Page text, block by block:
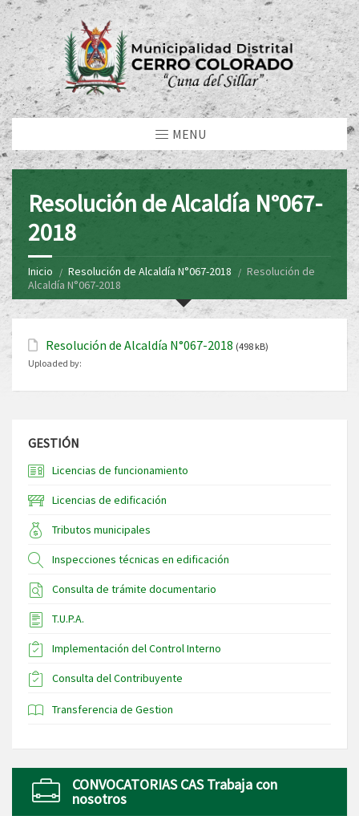
MENU
Resolución de Alcaldía N°067-
2018
Inicio Resolución de Alcaldía N°067-2018
Resolución de
Alcaldía N°067-2018
Resolución de Alcaldía N°067-2018 (498 kB)
Uploaded by:
GESTIÓN
Licencias de funcionamiento
Licencias de edificación
Tributos municipales
Inspecciones técnicas en edificación
Consulta de trámite documentario
T.U.P.A.
Implementación del Control Interno
Consulta del Contribuyente
Transferencia de Gestion
CONVOCATORIAS CAS Trabaja con
nosotros